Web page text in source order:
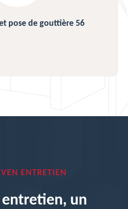
pose de gouttière 56
ENTRETIEN
entretien, un